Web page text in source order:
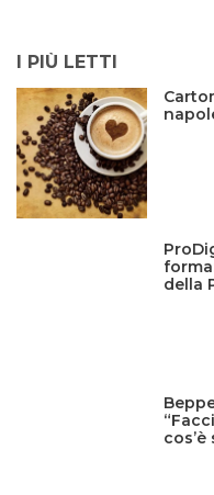
I PIÙ LETTI
della
cos’è